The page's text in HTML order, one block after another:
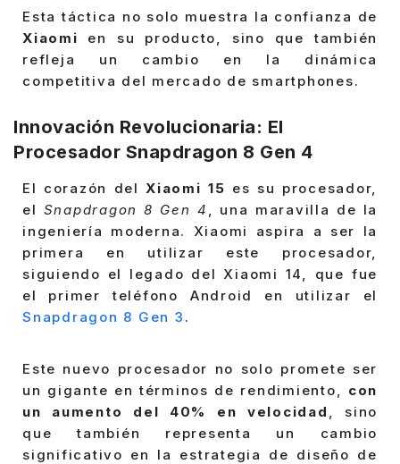
Esta táctica no solo muestra la confianza de
Xiaomi en su producto, sino que también
refleja un cambio en la dinámica
competitiva del mercado de smartphones.
Innovación Revolucionaria: El
Procesador Snapdragon 8 Gen 4
El corazón del Xiaomi 15 es su procesador,
el Snapdragon 8 Gen 4 , una maravilla de la
ingeniería moderna. Xiaomi aspira a ser la
primera en utilizar este procesador,
siguiendo el legado del Xiaomi 14, que fue
el primer teléfono Android en utilizar el
Snapdragon 8 Gen 3 .
Este nuevo procesador no solo promete ser
un gigante en términos de rendimiento, con
un aumento del 40% en velocidad , sino
que también representa un cambio
significativo en la estrategia de diseño de